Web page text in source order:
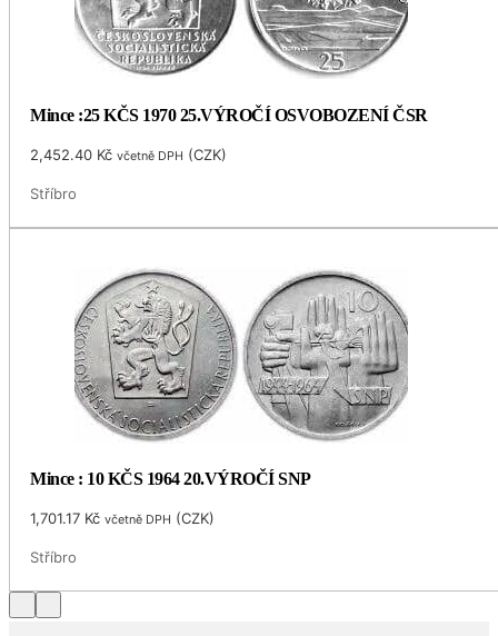
Mince :25 KČS 1970 25.VÝROČÍ OSVOBOZENÍ ČSR
2,452.40 Kč včetně DPH (CZK)
Stříbro
Mince : 10 KČS 1964 20.VÝROČÍ SNP
1,701.17 Kč včetně DPH (CZK)
Stříbro